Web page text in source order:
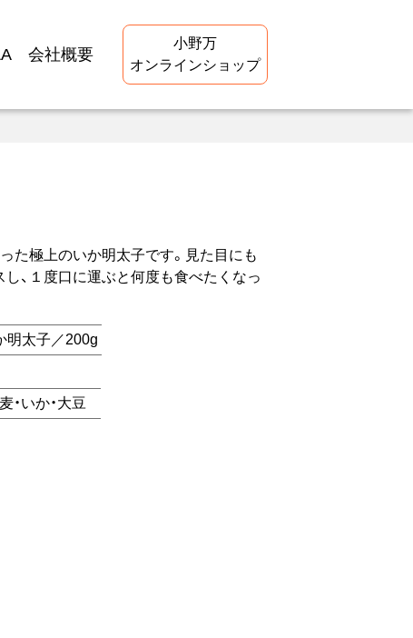
会社概要
小野万
オンラインショップ
た極上のいか明太子です。見た目にも
、１度口に運ぶと何度も食べたくなっ
明太子／200g
いか 大豆